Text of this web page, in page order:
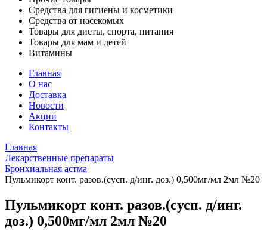
Средства для гигиены и косметики
Средства от насекомых
Товары для диеты, спорта, питания
Товары для мам и детей
Витамины
Главная
О нас
Доставка
Новости
Акции
Контакты
Главная
Лекарственные препараты
Бронхиальная астма
Пульмикорт конт. разов.(сусп. д/инг. доз.) 0,500мг/мл 2мл №20
Пульмикорт конт. разов.(сусп. д/инг.
доз.) 0,500мг/мл 2мл №20